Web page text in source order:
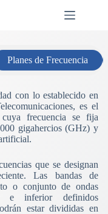
Planes de Frecuencia
con lo establecido en
es el
cuya frecuencia se fija
gigahercios (GHz) y
que se designan
Las bandas de
o conjunto de ondas
e inferior definidos
estar divididas en